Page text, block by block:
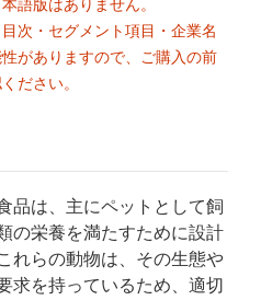
語版はありません。
次・セグメント項目・企業名
がありますので、ご購入の前
ださい。
品は、主にペットとして飼
の栄養を満たすために設計
れらの動物は、その生態や
求を持っているため、適切